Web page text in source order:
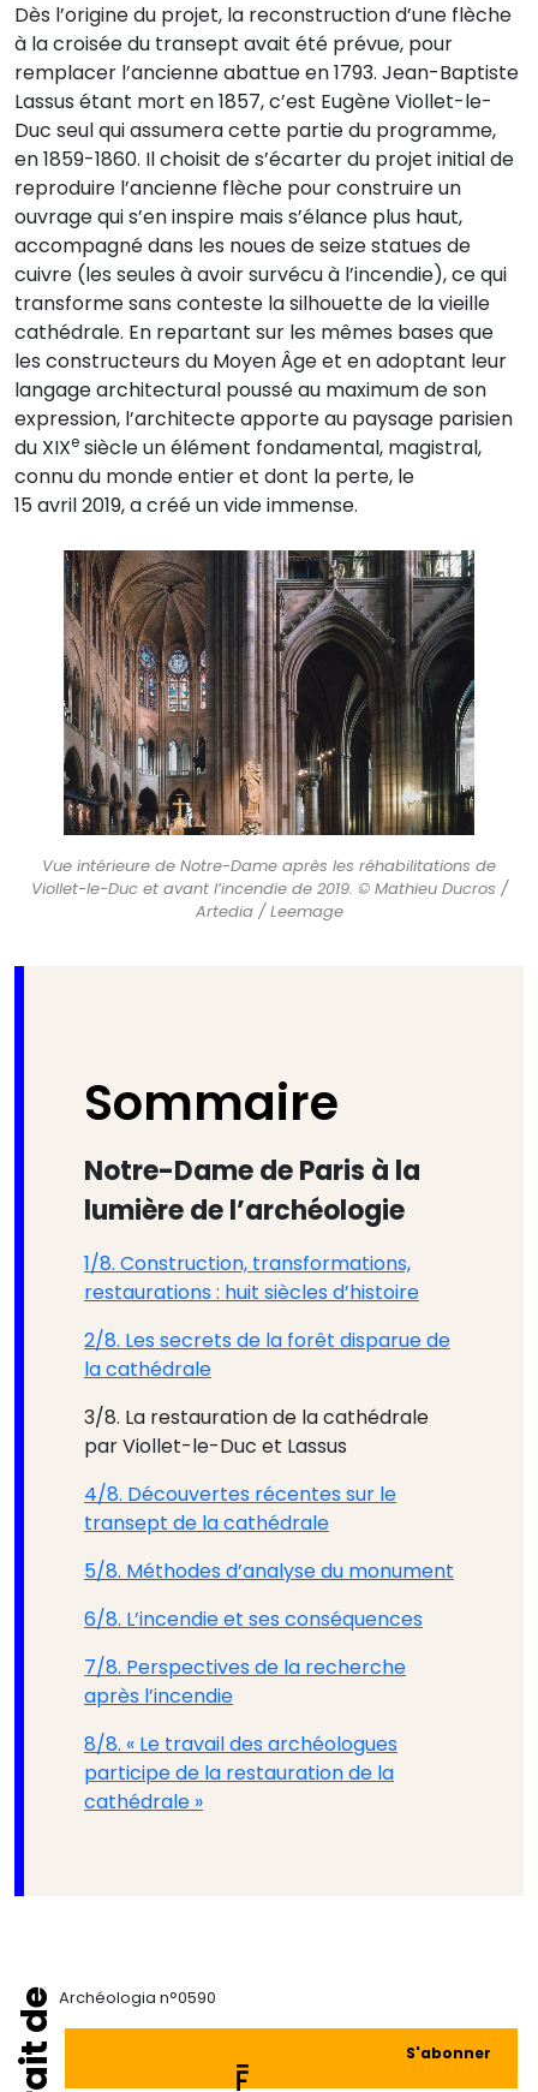
Dès l’origine du projet, la reconstruction d’une flèche
à la croisée du transept avait été prévue, pour
remplacer l’ancienne abattue en 1793. Jean-Baptiste
Lassus étant mort en 1857, c’est Eugène Viollet-le-
Duc seul qui assumera cette partie du programme,
en 1859-1860. Il choisit de s’écarter du projet initial de
reproduire l’ancienne flèche pour construire un
ouvrage qui s’en inspire mais s’élance plus haut,
accompagné dans les noues de seize statues de
cuivre (les seules à avoir survécu à l’incendie), ce qui
transforme sans conteste la silhouette de la vieille
cathédrale. En repartant sur les mêmes bases que
les constructeurs du Moyen Âge et en adoptant leur
langage architectural poussé au maximum de son
expression, l’architecte apporte au paysage parisien
du XIXe siècle un élément fondamental, magistral,
connu du monde entier et dont la perte, le
15 avril 2019, a créé un vide immense.
Vue intérieure de Notre-Dame après les réhabilitations de
Viollet-le-Duc et avant l’incendie de 2019. © Mathieu Ducros /
Artedia / Leemage
Sommaire
Notre-Dame de Paris à la
lumière de l’archéologie
1/8. Construction, transformations,
restaurations : huit siècles d’histoire
2/8. Les secrets de la forêt disparue de
la cathédrale
3/8. La restauration de la cathédrale
par Viollet-le-Duc et Lassus
4/8. Découvertes récentes sur le
transept de la cathédrale
5/8. Méthodes d’analyse du monument
6/8. L’incendie et ses conséquences
7/8. Perspectives de la recherche
après l’incendie
8/8. « Le travail des archéologues
participe de la restauration de la
cathédrale »
Archéologia n°0590
S'abonner